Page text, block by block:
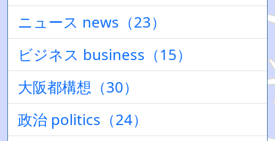
ニュース news（23）
ビジネス business（15）
大阪都構想（30）
政治 politics（24）